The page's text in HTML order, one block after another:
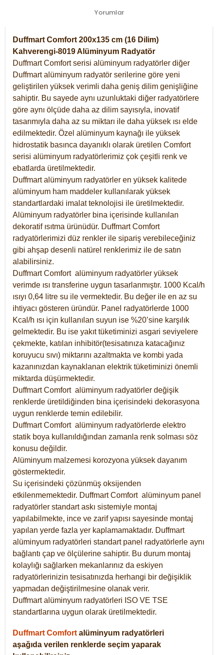
Yorumlar
Duffmart Comfort 200x135 cm (16 Dilim)
Kahverengi-8019 Alüminyum Radyatör
Duffmart Comfort serisi alüminyum radyatörler diğer
Duffmart alüminyum radyatör serilerine göre yeni
geliştirilen yüksek verimli daha geniş dilim genişliğine
sahiptir. Bu sayede aynı uzunluktaki diğer radyatörlere
göre aynı ölçüde daha az dilim sayısıyla, inovatif
tasarımıyla daha az su miktarı ile daha yüksek ısı elde
edilmektedir. Özel alüminyum kaynağı ile yüksek
hidrostatik basınca dayanıklı olarak üretilen Comfort
serisi alüminyum radyatörlerimiz çok çeşitli renk ve
ebatlarda üretilmektedir.
Duffmart alüminyum radyatörler en yüksek kalitede
alüminyum ham maddeler kullanılarak yüksek
standartlardaki imalat teknolojisi ile üretilmektedir.
Alüminyum radyatörler bina içerisinde kullanılan
dekoratif ısıtma ürünüdür. Duffmart Comfort
radyatörlerimizi düz renkler ile sipariş verebileceğiniz
gibi ahşap desenli natürel renklerimiz ile de satın
alabilirsiniz.
Duffmart Comfort alüminyum radyatörler yüksek
verimde ısı transferine uygun tasarlanmıştır. 1000 Kcal/h
ısıyı 0,64 litre su ile vermektedir. Bu değer ile en az su
ihtiyacı gösteren üründür. Panel radyatörlerde 1000
Kcal/h ısı için kullanılan suyun ise %20’sine karşılık
gelmektedir. Bu ise yakıt tüketiminizi asgari seviyelere
çekmekte, katılan inhibitör(tesisatınıza katacağınız
koruyucu sıvı) miktarını azaltmakta ve kombi yada
kazanınızdan kaynaklanan elektrik tüketiminizi önemli
miktarda düşürmektedir.
Duffmart Comfort alüminyum radyatörler değişik
renklerde üretildiğinden bina içerisindeki dekorasyona
uygun renklerde temin edilebilir.
DuffmartComfort alüminyum radyatörlerde elektro
statik boya kullanıldığından zamanla renk solması söz
konusu değildir.
Alüminyum malzemesi korozyona yüksek dayanım
göstermektedir.
Su içerisindeki çözünmüş oksijenden
etkilenmemektedir. DuffmartComfort alüminyum panel
radyatörler standart askı sistemiyle montaj
yapılabilmekte, ince ve zarif yapısı sayesinde montaj
yapılan yerde fazla yer kaplamamaktadır. Duffmart
alüminyum radyatörleri standart panel radyatörlerle aynı
bağlantı çap ve ölçülerine sahiptir. Bu durum montaj
kolaylığı sağlarken mekanlarınız da eskiyen
radyatörlerinizin tesisatınızda herhangi bir değişiklik
yapmadan değiştirilmesine olanak verir.
Duffmart alüminyum radyatörleri ISO VE TSE
standartlarına uygun olarak üretilmektedir.
Duffmart Comfort alüminyum radyatörleri
aşağıda verilen renklerde seçim yaparak